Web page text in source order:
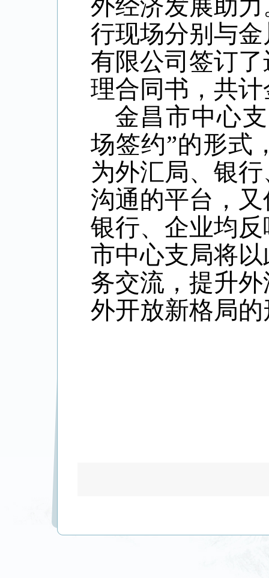
外经济发展助
行现场分别与
有限公司签订
理合同书，共
金昌市中心
场签约”的形式
为外汇局、银
沟通的平台，
银行、企业均
市中心支局将
务交流，提升
外开放新格局